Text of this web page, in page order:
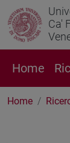
Ca'
Home
Home